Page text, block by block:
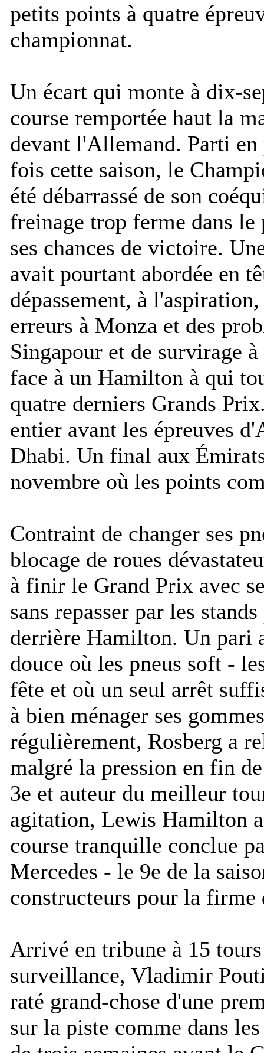
petits points à quatre
championnat.
Un écart qui monte à dix-
course remportée haut la
devant l'Allemand. Parti
fois cette saison, le
été débarrassé de son
freinage trop ferme dans
ses chances de victoire.
avait pourtant abordée en
dépassement, à
erreurs à Monza et des
Singapour et de survirage
face à un Hamilton à qui
quatre derniers Grands
entier avant les épreuves
Dhabi. Un final aux
novembre où les points
Contraint de changer ses
blocage de roues
à finir le Grand Prix avec
sans repasser par les
derrière Hamilton. Un pari
douce où les pneus soft -
fête et où un seul arrêt
à bien ménager ses
régulièrement, Rosberg a
malgré la pression en fin
3e et auteur du meilleur
agitation, Lewis Hamilton
course tranquille conclue
Mercedes - le 9e de la
constructeurs pour la firme
Arrivé en tribune à 15
surveillance, Vladimir
raté grand-chose d'une
sur la piste comme dans